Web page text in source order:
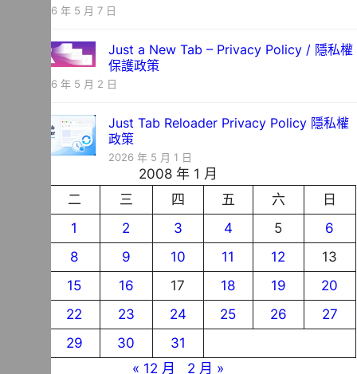
2026 年 5 月 7 日
Just a New Tab – Privacy Policy / 隱私權
保護政策
2026 年 5 月 2 日
Just Tab Reloader Privacy Policy 隱私權
政策
2026 年 5 月 1 日
2008 年 1 月
二 三 四 五 六
日
1
2 3 4 5
6
8 9 10 11 12
13
15 16 17 18 19
20
22 23 24 25 26
27
29 30
31
« 12 月
2 月 »